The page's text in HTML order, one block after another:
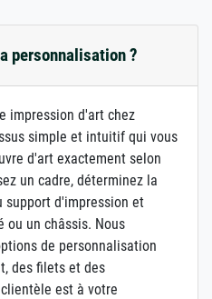
personnalisation ?
impression d'art chez
simple et intuitif qui vous
d'art exactement selon
un cadre, déterminez la
support d'impression et
ou un châssis. Nous
de personnalisation
des filets et des
est à votre